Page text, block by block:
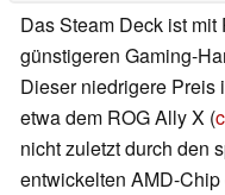
Das Steam Deck ist
günstigeren Gaming-
Dieser niedrigere Preis
etwa dem ROG Ally X (
nicht zuletzt durch den
entwickelten AMD-